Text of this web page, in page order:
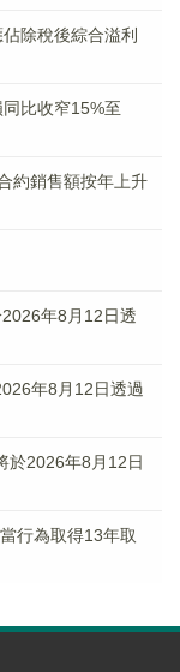
除稅後綜合溢利
比收窄15%至
約銷售額按年上升
年8月12日透
年8月12日透過
於2026年8月12日
行為取得13年取